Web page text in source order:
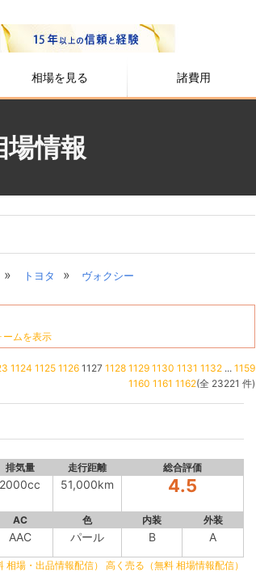
相場を見る 諸費用
情報
» トヨタ » ヴォクシー
ームを表示
1124 1125 11261127 1128 1129 1130 1131 1132... 1159
1160 1161 1162(全 23221 件)
排気量 走行距離 総合評価
2000cc 51,000km 4.5
AC 色 内装 外装
AAC パール B A
相場・出品情報配信） 高く売る（無料 相場情報配信）